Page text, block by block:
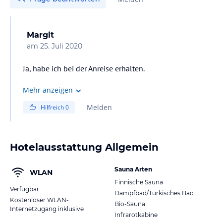
Margit
am 25. Juli 2020
Ja, habe ich bei der Anreise erhalten.
Mehr anzeigen
Hilfreich0 Melden
Hotelausstattung Allgemein
WLAN
Verfügbar
Kostenloser WLAN-
Internetzugang inklusive
Sauna Arten
Finnische Sauna
Dampfbad/Türkisches Bad
Bio-Sauna
Infrarotkabine